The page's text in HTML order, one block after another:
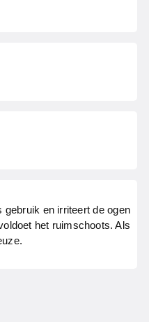
en irriteert de ogen
het ruimschoots. Als